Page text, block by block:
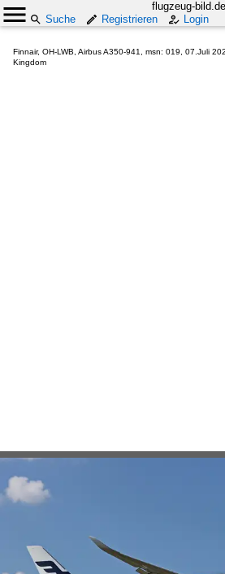
flugzeug-bild.de
Suche
Registrieren Login
Finnair, OH-LWB, Airbus A350-941, msn: 019, 07.Juli
Kingdom